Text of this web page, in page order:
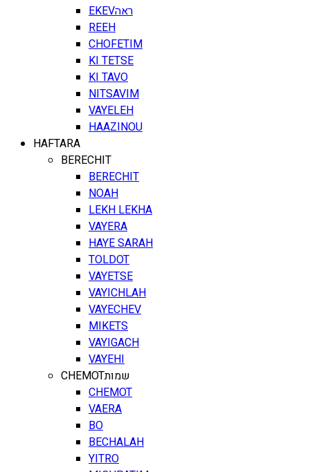
EKEVראה
REEH
CHOFETIM
KI TETSE
KI TAVO
NITSAVIM
VAYELEH
HAAZINOU
HAFTARA
BERECHIT
BERECHIT
NOAH
LEKH LEKHA
VAYERA
HAYE SARAH
TOLDOT
VAYETSE
VAYICHLAH
VAYECHEV
MIKETS
VAYIGACH
VAYEHI
CHEMOTשמות
CHEMOT
VAERA
BO
BECHALAH
YITRO